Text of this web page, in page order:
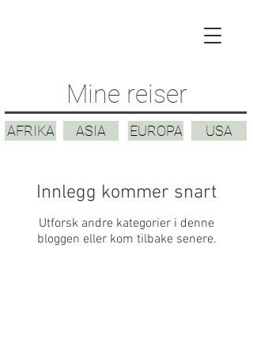
Mine reiser
AFRIKA ASIA EUROPA USA
Innlegg kommer snart
Utforsk andre kategorier i denne
bloggen eller kom tilbake senere.